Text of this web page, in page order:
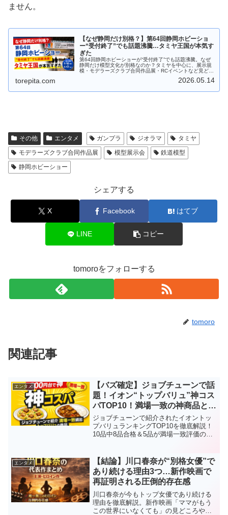
ません。
【なぜ静岡だけ別格？】第64回静岡ホビーショ
ー“受付終了”でも話題沸騰…タミヤ王国が本気す
ぎた
第64回静岡ホビーショーが“受付終了”でも話題沸騰。なぜ
静岡だけ模型文化が別格なのか？タミヤを中心に、展示規
模・モデラーズクラブ合同作品展・RCイベントなど見どこ
torepita.com 2026.05.14
その他 エンタメ ガンプラ ジオラマ
タミヤ
モデラーズクラブ合同作品展
模型展示会
鉄道模型
静岡ホビーショー
シェアする
X Facebook はてブ
LINE コピー
tomoroをフォローする
tomoro
関連記事
エンタメ
【バズ確定】ジョブチューンで話
題！イオン“トップバリュ”神コス
パTOP10！満場一致の神商品と
は？
ジョブチューンで紹介されたイオントッ
プバリュランキングTOP10を徹底解説！
10品中8品合格＆5品が満場一致評価の神
エンタメ
【結論】川口春奈が“別格女優”で
あり続ける理由3つ…新作映画で
再証明される圧倒的存在感
川口春奈が今もトップ女優であり続ける
理由を徹底解説。新作映画「ママがもう
この世界にいなくても」の見どころや過